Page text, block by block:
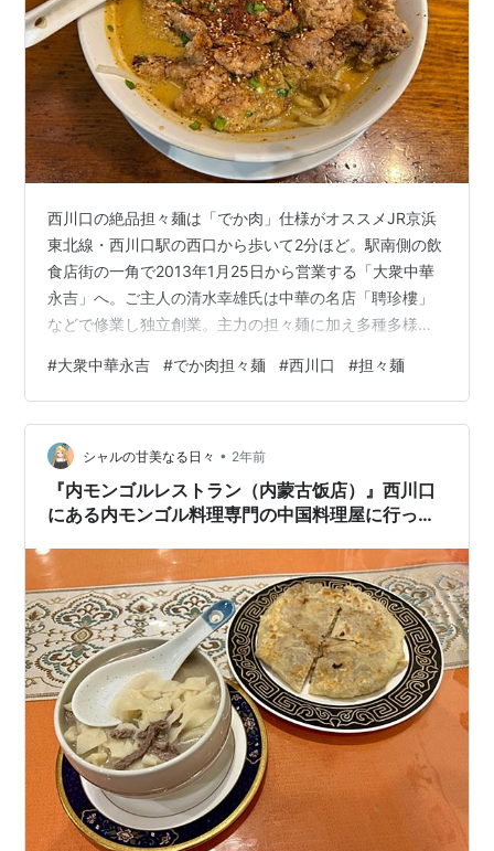
西川口の絶品担々麺は「でか肉」仕様がオススメJR京浜
東北線・西川口駅の西口から歩いて2分ほど。駅南側の飲
食店街の一角で2013年1月25日から営業する「大衆中華
永吉」へ。ご主人の清水幸雄氏は中華の名店「聘珍樓」
などで修業し独立創業。主力の担々麺に加え多種多様な
愛する矢沢永吉氏から取ったそうだ。軒先や厨房には
YAZAWAタオルが飾られ、客席にある大型モニターでは
ライブDVDが流れている。そんな店内はカウンター9席に
小上がり8席の計17席。麺メニューだが、担々麺と汁なし
担々麺が主軸で、このほか大判の鶏唐揚げが乗った「で
か肉担々麺」、えびみそ担々麺…
#大衆中華永吉 #でか肉担々麺 #西川口 #担々麺
シャルの甘美なる日々 • 2年前
『内モンゴルレストラン（内蒙古饭店）』西川口
にある内モンゴル料理専門の中国料理屋に行って